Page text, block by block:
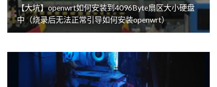
【大坑】openwrt如何安装到4096Byte扇区大小硬盘
中（烧录后无法正常引导如何安装openwrt）